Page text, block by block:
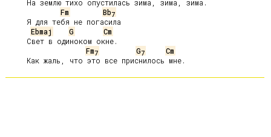
Fm
Bb7
Ebmaj
G
Cm
Fm7 G7
Cm